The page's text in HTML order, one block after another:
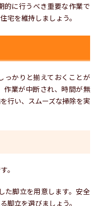
的に行うべき重要な作業で
宅を維持しましょう。
っかりと揃えておくことが
作業が中断され、時間が無
行い、スムーズな掃除を実
。
た脚立を用意します。安全
脚立を選びましょう。